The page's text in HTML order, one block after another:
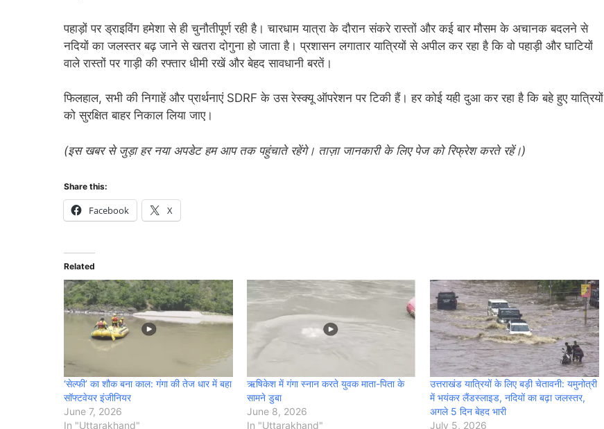
​पहाड़ों पर ड्राइविंग हमेशा से ही चुनौतीपूर्ण रही है। चारधाम यात्रा के दौरान संकरे रास्तों और कई बार मौसम के अचानक बदलने से
नदियों का जलस्तर बढ़ जाने से खतरा दोगुना हो जाता है। प्रशासन लगातार यात्रियों से अपील कर रहा है कि वो पहाड़ी और घाटियों
वाले रास्तों पर गाड़ी की रफ्तार धीमी रखें और बेहद सावधानी बरतें।
​फिलहाल, सभी की निगाहें और प्रार्थनाएं SDRF के उस रेस्क्यू ऑपरेशन पर टिकी हैं। हर कोई यही दुआ कर रहा है कि बहे हुए यात्रियों
को सुरक्षित बाहर निकाल लिया जाए।
(इस खबर से जुड़ा हर नया अपडेट हम आप तक पहुंचाते रहेंगे। ताज़ा जानकारी के लिए पेज को रिफ्रेश करते रहें।)
Share this:
Facebook X
Related
‘सेल्फी’ का शौक बना काल: गंगा की तेज धार में बहा
सॉफ्टवेयर इंजीनियर
June 7, 2026
In "Uttarakhand"
ऋषिकेश में गंगा स्नान करते युवक माता-पिता के
सामने डुबा
June 8, 2026
In "Uttarakhand"
उत्तराखंड यात्रियों के लिए बड़ी चेतावनी: यमुनोत्री
में भयंकर लैंडस्लाइड, नदियों का बढ़ा जलस्तर,
अगले 5 दिन बेहद भारी
July 5, 2026